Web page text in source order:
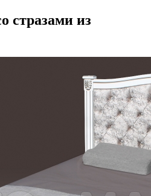
стразами из